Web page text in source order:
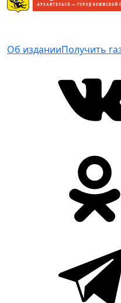
Об изданииПолучить